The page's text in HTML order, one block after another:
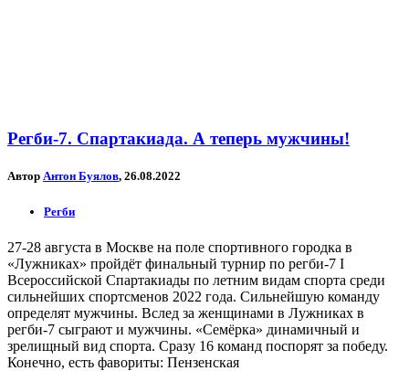
Регби-7. Спартакиада. А теперь мужчины!
Автор Антон Буялов, 26.08.2022
Регби
27-28 августа в Москве на поле спортивного городка в
«Лужниках» пройдёт финальный турнир по регби-7 I
Всероссийской Спартакиады по летним видам спорта среди
сильнейших спортсменов 2022 года. Сильнейшую команду
определят мужчины. Вслед за женщинами в Лужниках в
регби-7 сыграют и мужчины. «Семёрка» динамичный и
зрелищный вид спорта. Сразу 16 команд поспорят за победу.
Конечно, есть фавориты: Пензенская